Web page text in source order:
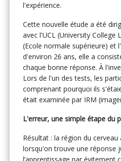
l'expérience.
Cette nouvelle étude a été
avec l'UCL (University College
(Ecole normale supérieure) et
d'environ 26 ans, elle a
chaque bonne réponse. À
Lors de l'un des tests, les
comprenant pourquoi ils
était examinée par IRM
L'erreur, une simple étape du
Résultat : la région du
lorsqu'on trouve une réponse